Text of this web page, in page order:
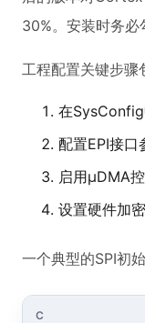
30%。安装时务
工程配置关键步骤
在
配置EPI接
启用μDMA
设置硬件加
一个典型的SPI初
C